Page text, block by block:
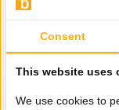
Eerder bekeken
Consent
This website uses
We use cookies to